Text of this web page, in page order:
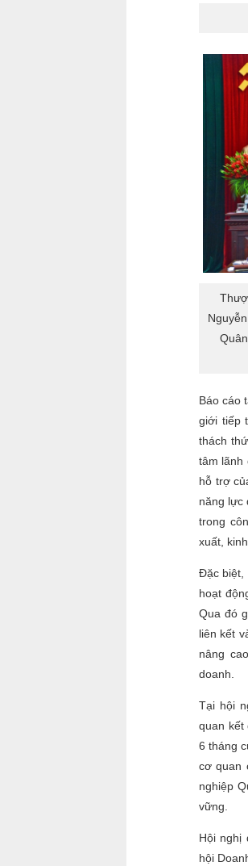
Báo cáo
giới tiếp
thách
tâm lãnh
hỗ trợ
năng lực
trong
xuất,
Đặc biệt,
hoạt
Qua đó
liên kết
nâng
doanh.
Tại hội
quan kết
6 tháng
cơ quan
nghiệp
vững.
Hội nghị
hội